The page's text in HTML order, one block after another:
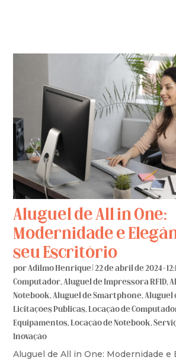
Aluguel de All in One:
Modernidade e
seu Escritório
porAdilmo Henrique |22 de abril de 2024 -
Computador,Aluguel de Impressora RFID,
Notebook,Aluguel de Smartphone,Aluguel
Licitações Públicas,Locação de
Equipamentos,Locação de Notebook,
Inovação
Aluguel de All in One: Modernidade e